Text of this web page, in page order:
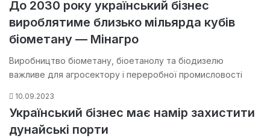
До 2030 року український бізнес
вироблятиме близько мільярда кубів
біометану — Мінагро
Виробництво біометану, біоетанолу та біодизелю
важливе для агросектору і переробної промисловості
10.09.2023
Український бізнес має намір захистити
дунайські порти